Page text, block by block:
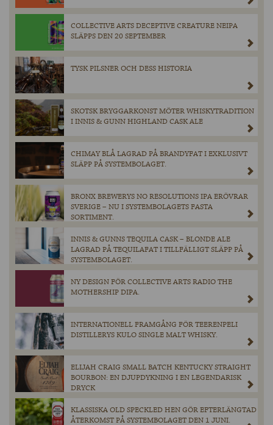
COLLECTIVE ARTS DECEPTIVE CREATURE NEIPA
SLÄPPS DEN 20 SEPTEMBER
TYSK PILSNER OCH DESS HISTORIA
SKOTSK BRYGGARKONST MÖTER WHISKYTRADITION
I INNIS & GUNN HIGHLAND CASK ALE
CHIMAY BLÅ LAGRAD PÅ BRANDYFAT I EXKLUSIVT
SLÄPP PÅ SYSTEMBOLAGET.
BRONX BREWERYS NO RESOLUTIONS IPA ERÖVRAR
SVERIGE – NU I SYSTEMBOLAGETS FASTA
SORTIMENT.
INNIS & GUNNS TEQUILA CASK – BLONDE ALE
LAGRAD PÅ TEQUILAFAT I TILLFÄLLIGT SLÄPP PÅ
SYSTEMBOLAGET.
NY DESIGN FÖR COLLECTIVE ARTS RADIO THE
MOTHERSHIP DIPA.
INTERNATIONELL FRAMGÅNG FÖR TEERENPELI
DISTILLERYS KULO SINGLE MALT WHISKY.
ELIJAH CRAIG SMALL BATCH KENTUCKY STRAIGHT
BOURBON: EN DJUPDYKNING I EN LEGENDARISK
DRYCK
KLASSISKA OLD SPECKLED HEN GÖR EFTERLÄNGTAD
ÅTERKOMST PÅ SYSTEMBOLAGET DEN 1 JUNI.